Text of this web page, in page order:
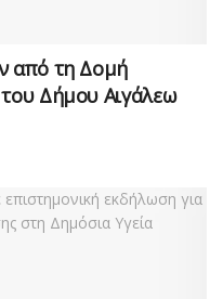
από τη Δομή
Δήμου Αιγάλεω